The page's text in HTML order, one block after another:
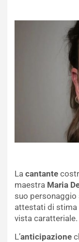
La cantante
maestra Maria
suo personaggio
attestati di stima
vista caratteriale.
L’anticipazione